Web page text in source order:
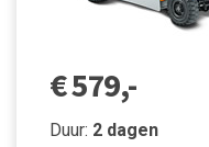
€ 579,-
Duur: 2 dagen